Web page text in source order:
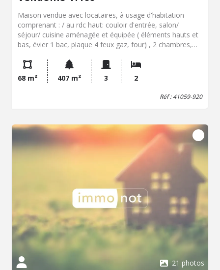
Maison vendue avec locataires, à usage d'habitation
comprenant : / au rdc haut: couloir d'entrée, salon/
séjour/ cuisine aménagée et équipée ( éléments hauts et
bas, évier 1 bac, plaque 4 feux gaz, four) , 2 chambres,
l'italienne). / combles perdus sur le tout. / au sous-sol: (
accès par l'extérieur): cave. Garage indépendant. Jardin
clos Loyer mensuel: 650€ Bail signé le 01/10/2020 pour 3
ans renouvelable tous les 3 ans sauf dénonciation 6 mois
68 m² 407 m² 3 2
Réf : 41059-920
21 photos